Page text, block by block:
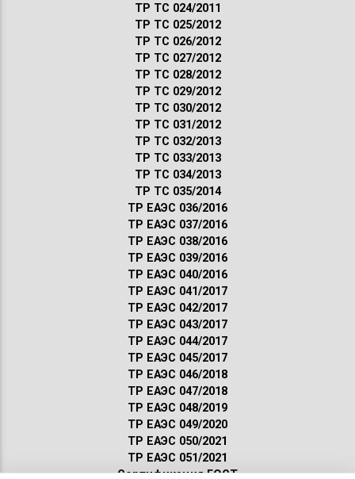
ТР ТС 024/2011
ТР ТС 025/2012
ТР ТС 026/2012
ТР ТС 027/2012
ТР ТС 028/2012
ТР ТС 029/2012
ТР ТС 030/2012
ТР ТС 031/2012
ТР ТС 032/2013
ТР ТС 033/2013
ТР ТС 034/2013
ТР ТС 035/2014
ТР ЕАЭС 036/2016
ТР ЕАЭС 037/2016
ТР ЕАЭС 038/2016
ТР ЕАЭС 039/2016
ТР ЕАЭС 040/2016
ТР ЕАЭС 041/2017
ТР ЕАЭС 042/2017
ТР ЕАЭС 043/2017
ТР ЕАЭС 044/2017
ТР ЕАЭС 045/2017
ТР ЕАЭС 046/2018
ТР ЕАЭС 047/2018
ТР ЕАЭС 048/2019
ТР ЕАЭС 049/2020
ТР ЕАЭС 050/2021
ТР ЕАЭС 051/2021
Сертификация ГОСТ